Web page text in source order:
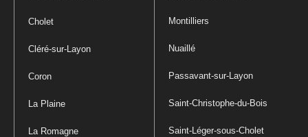
Cholet
Cléré-sur-Layon
Coron
La Plaine
La Romagne
Montilliers
Nuaillé
Passavant-sur-Layon
Saint-Christophe-du-Bois
Saint-Léger-sous-Cholet